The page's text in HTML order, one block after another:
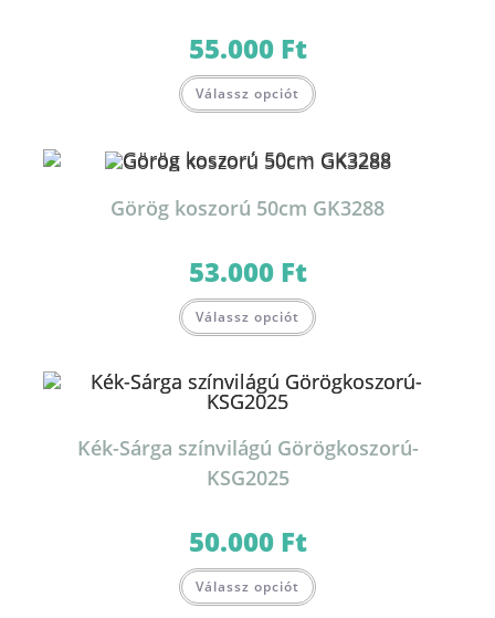
55.000 Ft
Válassz opciót
Görög koszorú 50cm GK3288
53.000 Ft
Válassz opciót
Kék-Sárga színvilágú Görögkoszorú-
KSG2025
50.000 Ft
Válassz opciót